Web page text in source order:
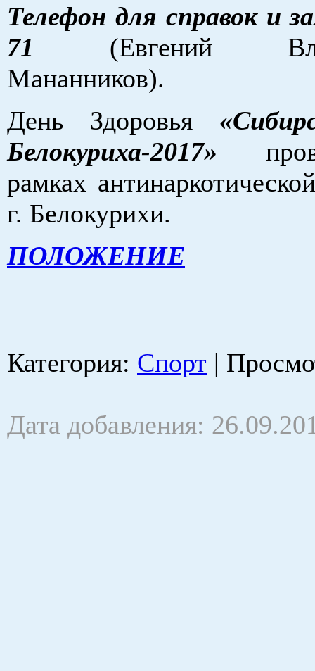
Телефон для справок и
71 (Евгений
Мананников).
День Здоровья
Белокуриха-2017»
рамках
г. Белокурихи.
ПОЛОЖЕНИЕ
Категория: Спорт |
Дата добавления: